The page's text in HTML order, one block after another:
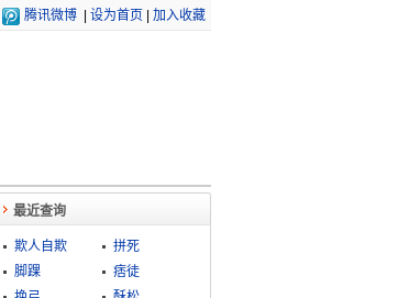
腾讯微博 设为首页 加入收藏
最近查询
欺人自欺
拼死
脚踝
痞徒